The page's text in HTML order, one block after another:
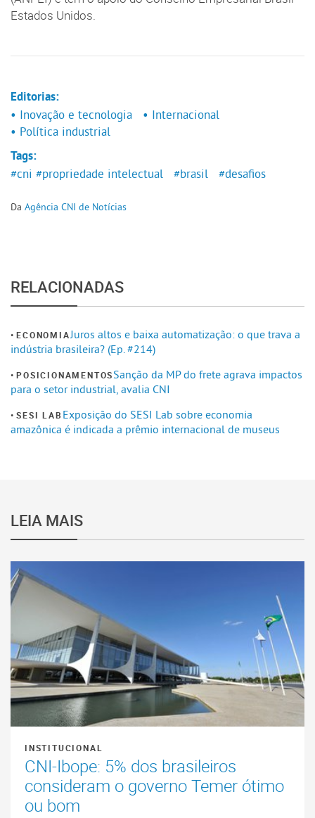
Estados Unidos.
Editorias:
• Inovação e tecnologia
• Internacional
• Política industrial
Tags:
#cni #propriedade intelectual #brasil #desafios
Da Agência CNI de Notícias
RELACIONADAS
ECONOMIAJuros altos e baixa automatização: o que trava a
indústria brasileira? (Ep. #214)
POSICIONAMENTOSSanção da MP do frete agrava impactos
para o setor industrial, avalia CNI
SESI LAB Exposição do SESI Lab sobre economia
amazônica é indicada a prêmio internacional de museus
LEIA MAIS
INSTITUCIONAL
CNI-Ibope: 5% dos brasileiros
consideram o governo Temer ótimo
ou bom